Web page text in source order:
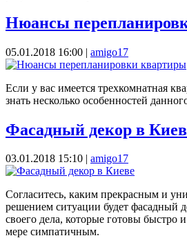
Нюансы
05.01.2018 16:00 | amigo17
Если у вас имеется трехкомнатная
знать несколько особенностей
Фасадный декор в
03.01.2018 15:10 | amigo17
Согласитесь, каким прекрасным и
решением ситуации будет фасадный
своего дела, которые готовы
мере симпатичным.